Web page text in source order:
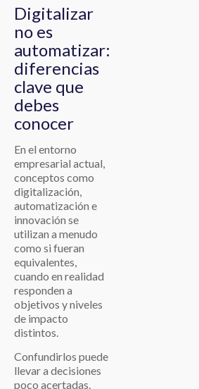
Digitalizar
no es
automatizar:
diferencias
clave que
debes
conocer
En el entorno
empresarial actual,
conceptos como
digitalización,
automatización e
innovación se
utilizan a menudo
como si fueran
equivalentes,
cuando en realidad
responden a
objetivos y niveles
de impacto
distintos.
Confundirlos puede
llevar a decisiones
poco acertadas.